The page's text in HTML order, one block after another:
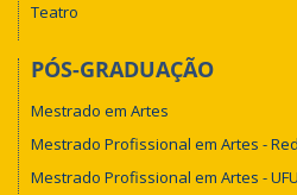
Teatro
PÓS-GRADUAÇÃO
Mestrado em Artes
Mestrado Profissional em Artes -
Mestrado Profissional em Artes - UFU